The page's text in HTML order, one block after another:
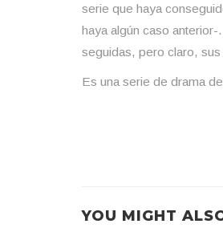
serie que haya
haya algún caso
seguidas, pero claro,
Es una serie de drama
YOU MIGHT